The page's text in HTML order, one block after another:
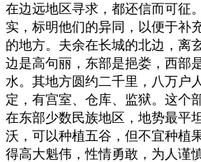
在边远地区寻求，都还信而可征
实，标明他们的异同，以便于补
的地方。夫余在长城的北边，离
边是高句丽，东部是挹娄，西部
水。其地方圆约二千里，八万户
定，有宫室、仓库、监狱。这个
在东部少数民族地区，地势最平
沃，可以种植五谷，但不宜种植
得高大魁伟，性情勇敢，为人谨